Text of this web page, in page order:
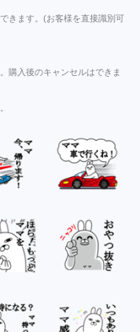
きます。(お客様を直接識別可
購入後のキャンセルはできま